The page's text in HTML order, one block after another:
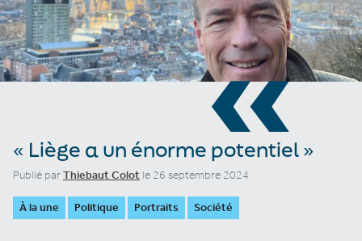
«
« Liège a un énorme potentiel »
Publié parThiebaut Colot le 26 septembre 2024
À la une Politique Portraits Société